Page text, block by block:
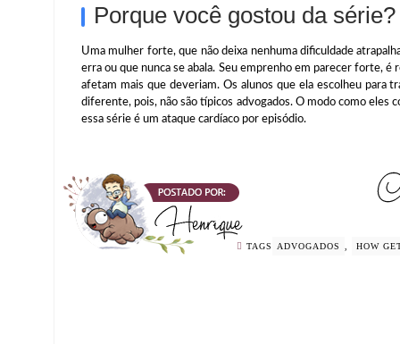
Porque você gostou da série?
Uma mulher forte, que não deixa nenhuma dificuldade
erra ou que nunca se abala. Seu emprenho em parecer forte,
afetam mais que deveriam. Os alunos que ela escolheu para
diferente, pois, não são típicos advogados. O modo como eles
essa série é um ataque cardíaco por episódio.
TAGS ADVOGADOS HOW